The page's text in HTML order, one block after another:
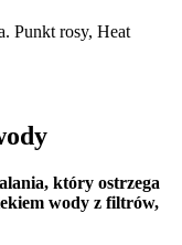
Punkt rosy, Heat
który ostrzega
wody z filtrów,